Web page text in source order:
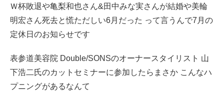
Ｗ杯敗退や亀梨和也さん&田中みな実さんが結婚や美輪
明宏さん死去と慌ただしい6月だった って言うんで7月の
定休日のお知らせです
表参道美容院 Double/SONSのオーナースタイリスト 山
下浩二氏のカットセミナーに参加したらまさか こんなハ
プニングがあるなんて